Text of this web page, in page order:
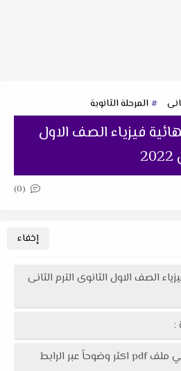
المرحلة الثانوية
فيزياء الصف الاول
(0)
الصف الاول الثانوى الترم الثانى
:
يمكنك تحميل المراجعة في ملف pdf اكثر وضوحاً عبر الرابط